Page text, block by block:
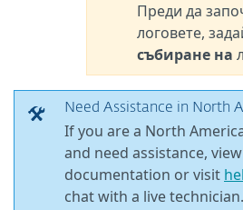
Преди да
логовете,
събиране на
Need Assistance in North
If you are a North
and need assistance,
documentation or visit
chat with a live technician.